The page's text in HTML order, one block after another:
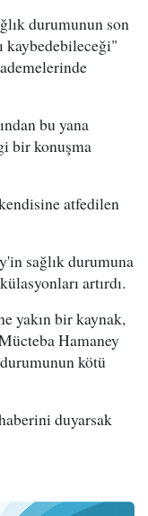
durumunun son
kaybedebileceği"
bu yana
bir konuşma
atfedilen
sağlık durumuna
artırdı.
yakın bir kaynak,
Hamaney
kötü
duyarsak